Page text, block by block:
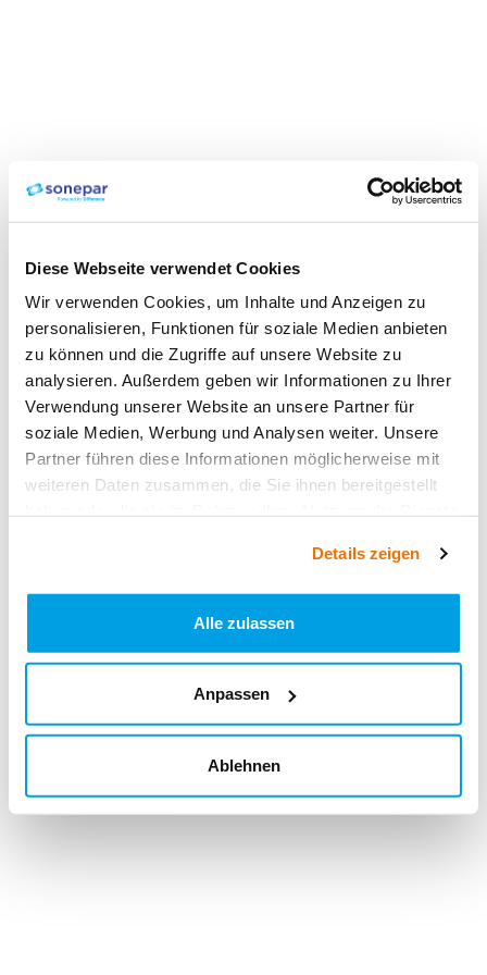
Diese Webseite verwendet Cookies
Wir verwenden Cookies, um Inhalte und Anzeigen zu
personalisieren, Funktionen für soziale Medien anbieten
zu können und die Zugriffe auf unsere Website zu
analysieren. Außerdem geben wir Informationen zu Ihrer
Verwendung unserer Website an unsere Partner für
soziale Medien, Werbung und Analysen weiter. Unsere
Partner führen diese Informationen möglicherweise mit
weiteren Daten zusammen, die Sie ihnen bereitgestellt
Details zeigen
Alle zulassen
Anpassen
Ablehnen